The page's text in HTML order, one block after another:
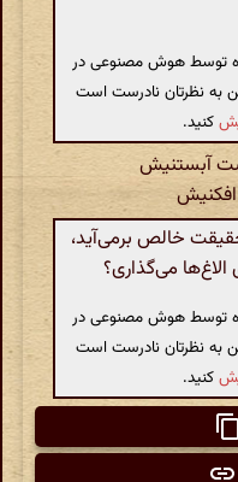
توسط هوش مصنوعی در
به نظرتان نادرست است
کنید.
آبستنیش
افکنیش
خالص برمی‌آید،
الاغ‌ها می‌گذاری؟
توسط هوش مصنوعی در
به نظرتان نادرست است
کنید.